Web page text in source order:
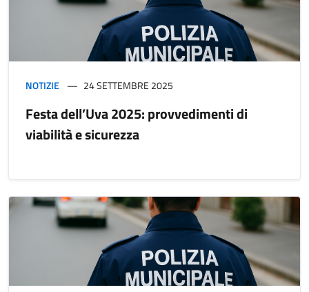
NOTIZIE 24 SETTEMBRE 2025
Festa dell’Uva 2025: provvedimenti di
viabilità e sicurezza